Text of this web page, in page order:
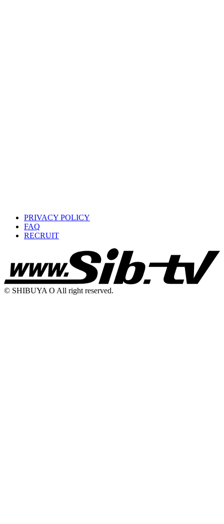
PRIVACY POLICY
FAQ
RECRUIT
© SHIBUYA O All right reserved.